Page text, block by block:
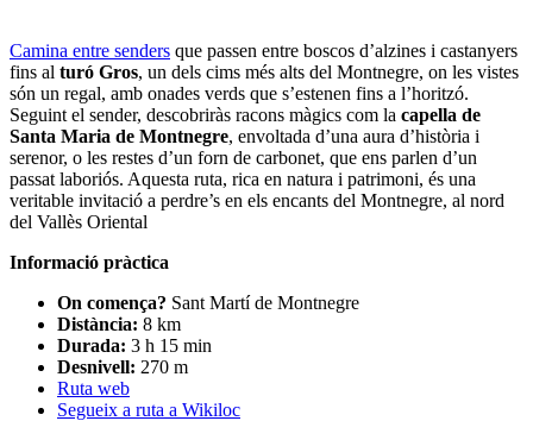
Camina entre senders que passen entre boscos d’alzines i castanyers
fins al turó Gros, un dels cims més alts del Montnegre, on les vistes
són un regal, amb onades verds que s’estenen fins a l’horitzó.
Seguint el sender, descobriràs racons màgics com la capella de
Santa Maria de Montnegre, envoltada d’una aura d’història i
serenor, o les restes d’un forn de carbonet, que ens parlen d’un
passat laboriós. Aquesta ruta, rica en natura i patrimoni, és una
veritable invitació a perdre’s en els encants del Montnegre, al nord
del Vallès Oriental
Informació pràctica
On comença? Sant Martí de Montnegre
Distància: 8 km
Durada: 3 h 15 min
Desnivell: 270 m
Ruta web
Segueix a ruta a Wikiloc